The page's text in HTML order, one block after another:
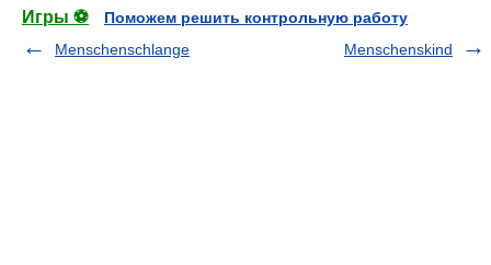
Игры ⚽
Поможем решить контрольную работу
Menschenschlange
Menschenskind